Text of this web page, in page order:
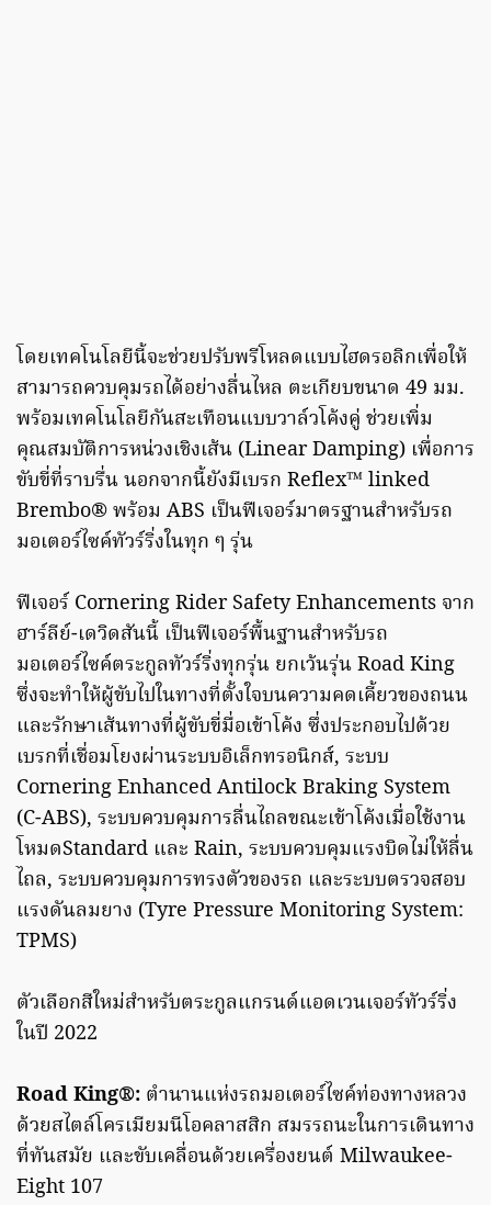
โดยเทคโนโลยีนี้จะช่วยปรับพรีโหลดแบบไฮดรอลิกเพื่อให้
สามารถควบคุมรถได้อย่างลื่นไหล ตะเกียบขนาด 49 มม.
พร้อมเทคโนโลยีกันสะเทือนแบบวาล์วโค้งคู่ ช่วยเพิ่ม
คุณสมบัติการหน่วงเชิงเส้น (Linear Damping) เพื่อการ
ขับขี่ที่ราบรื่น นอกจากนี้ยังมีเบรก Reflex™ linked
Brembo® พร้อม ABS เป็นฟีเจอร์มาตรฐานสำหรับรถ
มอเตอร์ไซค์ทัวร์ริ่งในทุก ๆ รุ่น
ฟีเจอร์ Cornering Rider Safety Enhancements จาก
ฮาร์ลีย์-เดวิดสันนี้ เป็นฟีเจอร์พื้นฐานสำหรับรถ
มอเตอร์ไซค์ตระกูลทัวร์ริ่งทุกรุ่น ยกเว้นรุ่น Road King
ซึ่งจะทำให้ผู้ขับไปในทางที่ตั้งใจบนความคดเคี้ยวของถนน
และรักษาเส้นทางที่ผู้ขับขี่มื่อเข้าโค้ง ซึ่งประกอบไปด้วย
เบรกที่เชื่อมโยงผ่านระบบอิเล็กทรอนิกส์, ระบบ
Cornering Enhanced Antilock Braking System
(C-ABS), ระบบควบคุมการลื่นไถลขณะเข้าโค้งเมื่อใช้งาน
โหมดStandard และ Rain, ระบบควบคุมแรงบิดไม่ให้ลื่น
ไถล, ระบบควบคุมการทรงตัวของรถ และระบบตรวจสอบ
แรงดันลมยาง (Tyre Pressure Monitoring System:
TPMS)
ตัวเลือกสีใหม่สำหรับตระกูลแกรนด์แอดเวนเจอร์ทัวร์ริ่ง
ในปี 2022
Road King®: ตำนานแห่งรถมอเตอร์ไซค์ท่องทางหลวง
ด้วยสไตล์โครเมียมนีโอคลาสสิก สมรรถนะในการเดินทาง
ที่ทันสมัย และขับเคลื่อนด้วยเครื่องยนต์ Milwaukee-
Eight 107